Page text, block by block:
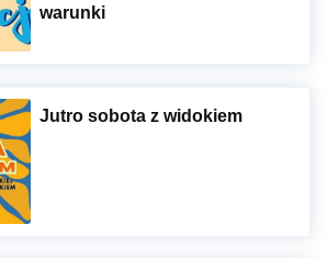
warunki
Jutro sobota z widokiem